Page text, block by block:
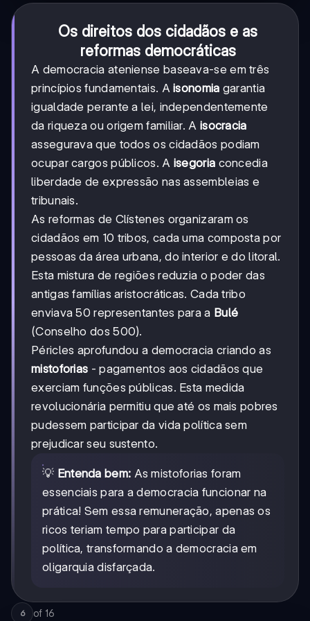
Os direitos dos cidadãos e as
reformas democráticas
A democracia ateniense baseava-se em três
princípios fundamentais. Aisonomia garantia
igualdade perante a lei, independentemente
da riqueza ou origem familiar. A isocracia
assegurava que todos os cidadãos podiam
ocupar cargos públicos. A isegoria concedia
liberdade de expressão nas assembleias e
tribunais.
As reformas de Clístenes organizaram os
cidadãos em 10 tribos, cada uma composta por
pessoas da área urbana, do interior e do litoral.
Esta mistura de regiões reduzia o poder das
antigas famílias aristocráticas. Cada tribo
enviava 50 representantes para a Bulé
(Conselho dos 500).
Péricles aprofundou a democracia criando as
mistoforias - pagamentos aos cidadãos que
exerciam funções públicas. Esta medida
revolucionária permitiu que até os mais pobres
pudessem participar da vida política sem
prejudicar seu sustento.
💡 Entenda bem: As mistoforias foram
essenciais para a democracia funcionar na
prática! Sem essa remuneração, apenas os
ricos teriam tempo para participar da
política, transformando a democracia em
oligarquia disfarçada.
6 of 16